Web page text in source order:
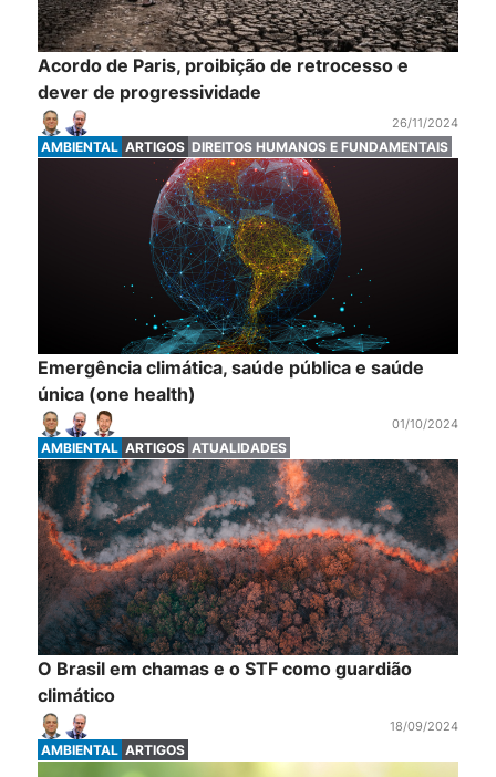
Acordo de Paris, proibição de retrocesso e
dever de progressividade
26/11/2024
AMBIENTAL ARTIGOS DIREITOS HUMANOS E FUNDAMENTAIS
Emergência climática, saúde pública e saúde
única (one health)
01/10/2024
AMBIENTAL ARTIGOS ATUALIDADES
O Brasil em chamas e o STF como guardião
climático
18/09/2024
AMBIENTAL ARTIGOS